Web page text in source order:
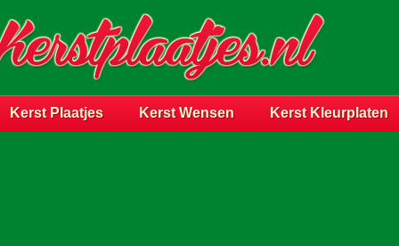
Kerst Plaatjes Kerst Wensen Kerst Kleurplaten